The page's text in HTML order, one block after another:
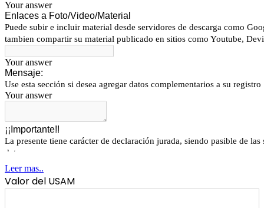
Leer mas..
Valor del USAM